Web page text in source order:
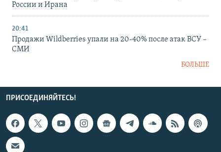
России и Ирана
20:41
Продажи Wildberries упали на 20-40% после атак ВСУ –
СМИ
БОЛЬШЕ
ПРИСОЕДИНЯЙТЕСЬ!